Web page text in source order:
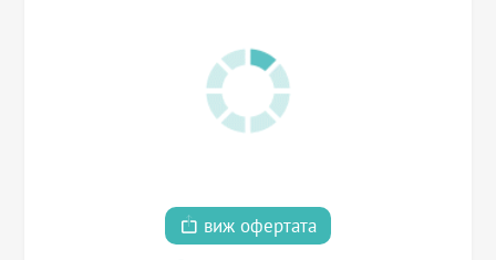
виж офертата